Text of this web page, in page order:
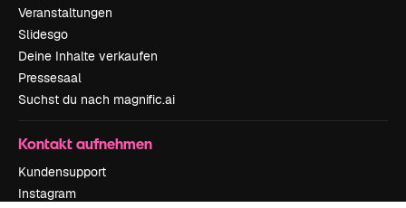
Veranstaltungen
Slidesgo
Deine Inhalte verkaufen
Pressesaal
Suchst du nach magnific.ai
Kontakt aufnehmen
Kundensupport
Instagram